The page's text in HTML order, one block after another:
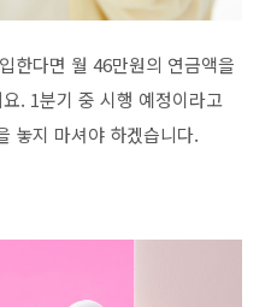
한다면 월 46만원의 연금액을
. 1분기 중 시행 예정이라고
놓지 마셔야 하겠습니다.